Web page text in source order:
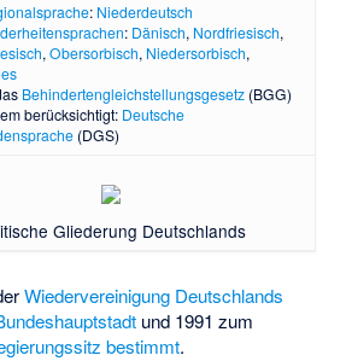
: Niederdeutsch
: Dänisch, Nordfriesisch,
,Obersorbisch, Niedersorbisch,
Behindertengleichstellungsgesetz (BGG)
berücksichtigt: Deutsche
(DGS)
Gliederung Deutschlands
Wiedervereinigung Deutschlands
und 1991 zum
bestimmt.